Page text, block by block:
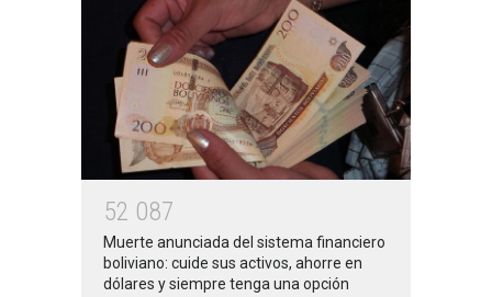
52 087
Muerte anunciada del sistema financiero
boliviano: cuide sus activos, ahorre en
dólares y siempre tenga una opción